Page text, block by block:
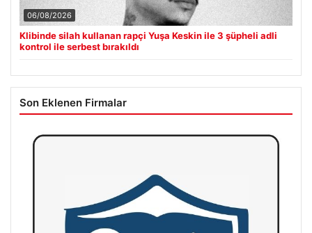
06/08/2026
Klibinde silah kullanan rapçi Yuşa Keskin ile 3 şüpheli adli
kontrol ile serbest bırakıldı
Son Eklenen Firmalar